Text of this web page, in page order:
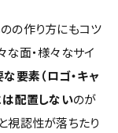
の作り方にもコツ
な面・様々なサイ
要素（ロゴ・キャ
は配置しないのが
視認性が落ちたり